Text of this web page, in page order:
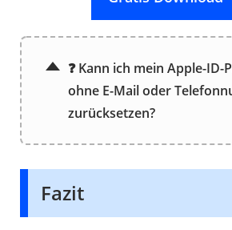
❓ Kann ich mein Apple-ID-
ohne E-Mail oder
zurücksetzen?
Fazit